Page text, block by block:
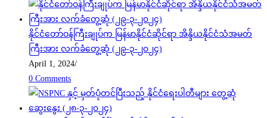
နိုင်ငံတော်ဝန်ကြီးချုပ်က မြန်မာနိုင်ငံဆိုင်ရာ အိန္ဒိယနိုင်ငံသံအမတ်
ကြီးအား လက်ခံတွေ့ဆုံ (၂၉-၃-၂၀၂၄)
April 1, 2024/
0 Comments